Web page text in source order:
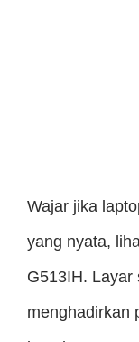
Wajar jika
yang nyata,
G513IH. Layar
menghadirkan